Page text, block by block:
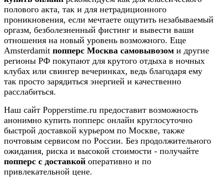
полового акта, так и для нетрадиционного
проникновения, если мечтаете ощутить незабываемый
оргазм, безболезненный фистинг и вывести ваши
отношения на новый уровень возможного. Еще
Amsterdamit попперс Москва самовывозом и другие
регионы РФ покупают для крутого отдыха в ночных
клубах или свингер вечеринках, ведь благодаря ему
так просто зарядиться энергией и качественно
расслабиться.
Наш сайт Popperstime.ru предоставит возможность
анонимно купить попперс онлайн круглосуточно
быстрой доставкой курьером по Москве, также
почтовым сервисом по России. Без продолжительного
ожидания, риска и высокой стоимости - получайте
попперс с доставкой оперативно и по
привлекательной цене.